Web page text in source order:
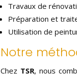
Travaux de
Préparation et
Utilisation de
Notre
Chez TSR, nous